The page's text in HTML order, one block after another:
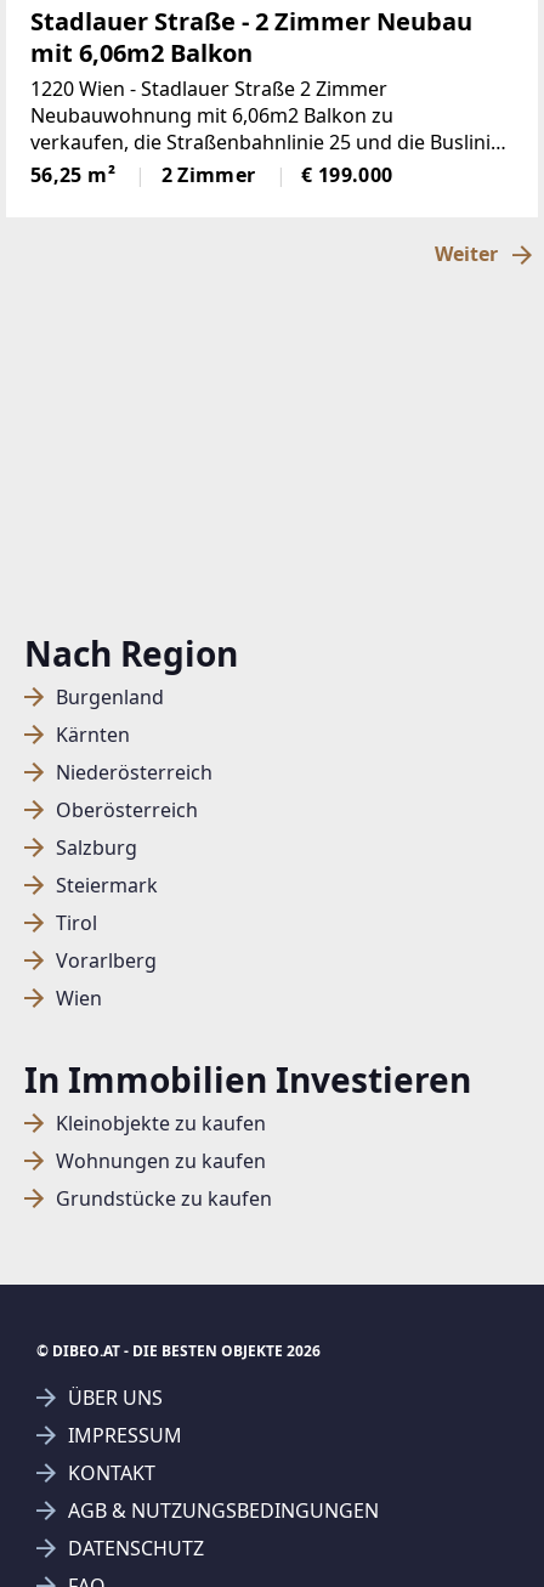
Nach Region
Burgenland
Kärnten
Niederösterreich
Oberösterreich
Salzburg
Steiermark
Tirol
Vorarlberg
Wien
In Immobilien Investieren
Kleinobjekte zu kaufen
Wohnungen zu kaufen
Grundstücke zu kaufen
SUCHAGENT ANLEGEN FÜR DIE
AKTUELLEN SUCHKRITERIEN
Stadlauer Straße - 2 Zimmer Neubau
mit 6,06m2 Balkon
1220 Wien - Stadlauer Straße 2 Zimmer
Neubauwohnung mit 6,06m2 Balkon zu
verkaufen, die Straßenbahnlinie 25 und die Buslinien
26A, 86A, 87A, 95A und96A sind in kurzer Gehdistanz
erreichbar, 2. Liftstock, 56,25m2
56,25 m² 2 Zimmer € 199.000
Weiter
© DIBEO.AT - DIE BESTEN OBJEKTE 2026
ÜBER UNS
IMPRESSUM
KONTAKT
AGB & NUTZUNGSBEDINGUNGEN
DATENSCHUTZ